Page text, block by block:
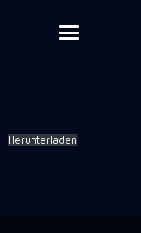
Herunterladen